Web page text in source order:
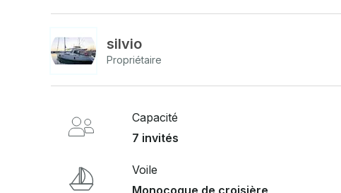
silvio
Propriétaire
Capacité
7 invités
Voile
Monocoque de croisière